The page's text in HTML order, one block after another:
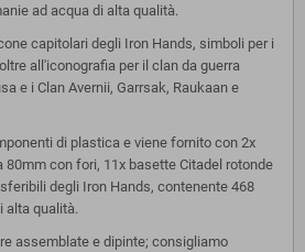
ad acqua di alta qualità.
capitolari degli Iron Hands, simboli per i
all'iconografia per il clan da guerra
e i Clan Avernii, Garrsak, Raukaan e
di plastica e viene fornito con 2x
80mm con fori, 11x basette Citadel rotonde
degli Iron Hands, contenente 468
alta qualità.
assemblate e dipinte; consigliamo